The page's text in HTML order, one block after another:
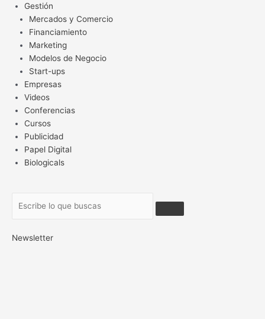
Gestión
Mercados y Comercio
Financiamiento
Marketing
Modelos de Negocio
Start-ups
Empresas
Videos
Conferencias
Cursos
Publicidad
Papel Digital
Biologicals
Newsletter